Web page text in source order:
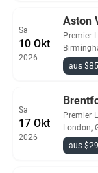
Sa
10 Okt
2026
Aston
Premier
aus $85
Sa
17 Okt
2026
Premier
London,
aus